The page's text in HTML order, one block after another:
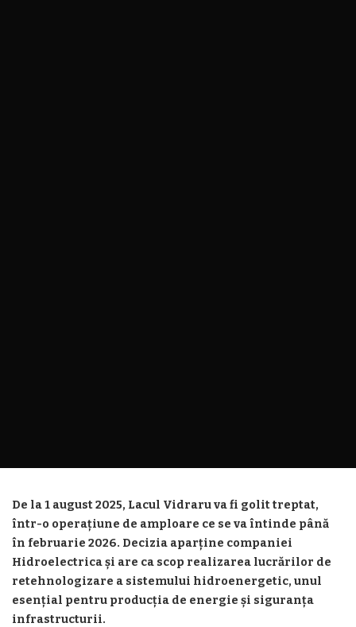
De la 1 august 2025, Lacul Vidraru va fi golit treptat,
într-o operațiune de amploare ce se va întinde până
în februarie 2026. Decizia aparține companiei
Hidroelectrica și are ca scop realizarea lucrărilor de
retehnologizare a sistemului hidroenergetic, unul
esențial pentru producția de energie și siguranța
infrastructurii.